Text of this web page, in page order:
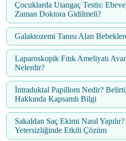
Çocuklarda Utangaç Testis:
Zaman Doktora Gidilmeli?
Galaktozemi Tanısı Alan
Laparoskopik Fıtık Ameliyatı
Nelerdir?
İntraduktal Papillom Nedir?
Hakkında Kapsamlı Bilgi
Sakaldan Saç Ekimi Nasıl
Yetersizliğinde Etkili Çözüm